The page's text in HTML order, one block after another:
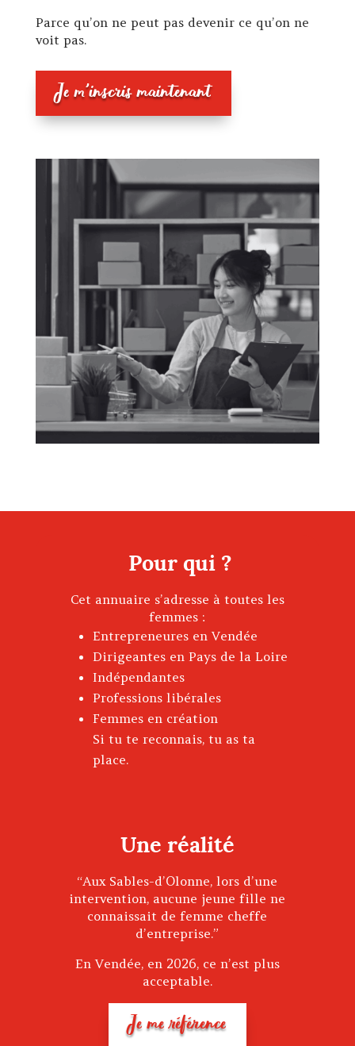
Parce qu’on ne peut pas devenir ce qu’on ne
voit pas.
Je m'inscris maintenant
Pour qui ?
Cet annuaire s’adresse à toutes les
femmes :
Entrepreneures en Vendée
Dirigeantes en Pays de la Loire
Indépendantes
Professions libérales
Femmes en création
Si tu te reconnais, tu as ta
place.
Une réalité
“Aux Sables-d’Olonne, lors d’une
intervention, aucune jeune fille ne
connaissait de femme cheffe
d’entreprise.”
En Vendée, en 2026, ce n’est plus
acceptable.
Je me référence